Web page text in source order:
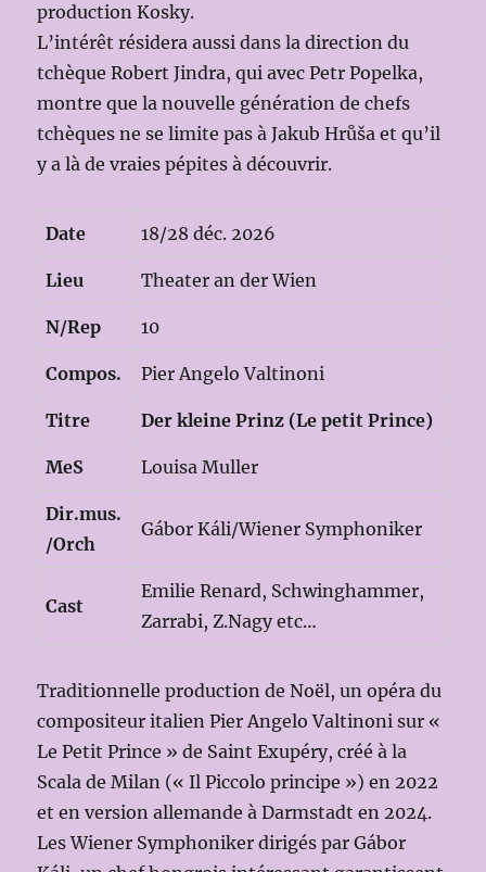
production Kosky.
L’intérêt résidera aussi dans la direction du
tchèque Robert Jindra, qui avec Petr Popelka,
montre que la nouvelle génération de chefs
tchèques ne se limite pas à Jakub Hrůša et qu’il
y a là de vraies pépites à découvrir.
Date 18/28 déc. 2026
Lieu Theater an der Wien
N/Rep 10
Compos. Pier Angelo Valtinoni
Titre Der kleine Prinz (Le petit Prince)
MeS Louisa Muller
Dir.mus.
/Orch
Gábor Káli/Wiener Symphoniker
Cast
Emilie Renard, Schwinghammer,
Zarrabi, Z.Nagy etc…
Traditionnelle production de Noël, un opéra du
compositeur italien Pier Angelo Valtinoni sur «
Le Petit Prince » de Saint Exupéry, créé à la
Scala de Milan (« Il Piccolo principe ») en 2022
et en version allemande à Darmstadt en 2024.
Les Wiener Symphoniker dirigés par Gábor